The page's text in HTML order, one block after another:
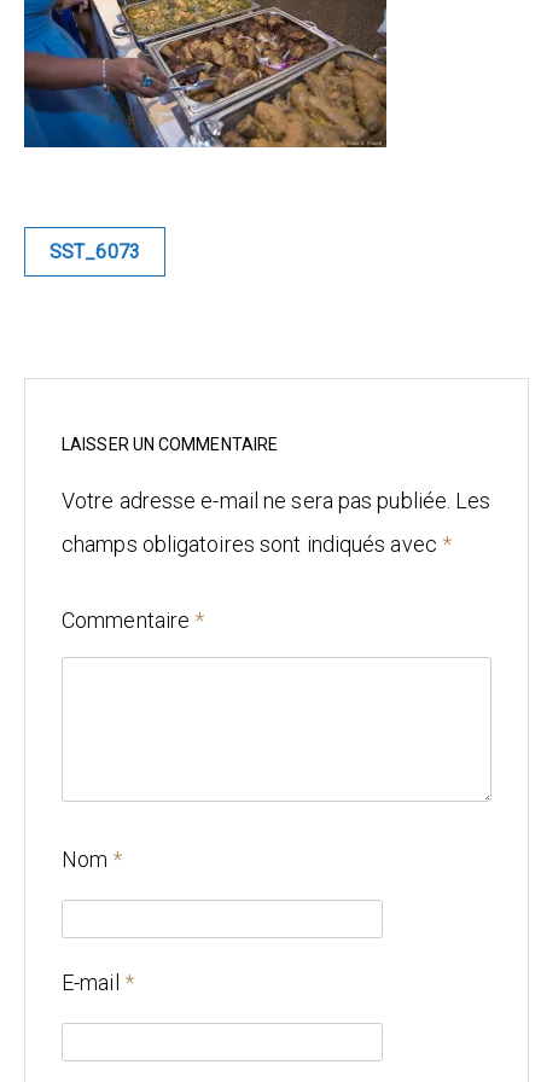
Blue
Equilibre
Renaissance
Sunustreet
Fashion
Culinaire
Industrielle
Mariage
Architecture
Navigation
SST_6073
LAISSER UN COMMENTAIRE
Votre adresse e-mail ne sera pas publiée. Les
champs obligatoires sont indiqués avec *
Commentaire *
Nom *
E-mail *